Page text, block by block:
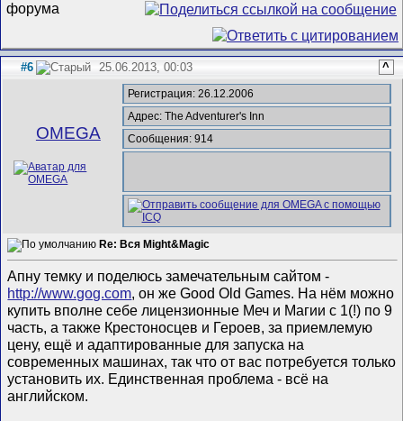
#6 25.06.2013, 00:03 ^
ОMEGA
Регистрация: 26.12.2006
Адрес: The Adventurer's Inn
Сообщения: 914
Re: Вся Might&Magic
Апну темку и поделюсь замечательным сайтом -
http://www.gog.com, он же Good Old Games. На нём можно
купить вполне себе лицензионные Меч и Магии с 1(!) по 9
часть, а также Крестоносцев и Героев, за приемлемую
цену, ещё и адаптированные для запуска на
современных машинах, так что от вас потребуется только
установить их. Единственная проблема - всё на
английском.